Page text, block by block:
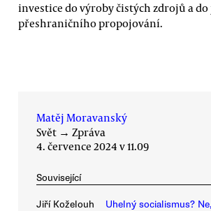
investice do výroby čistých zdrojů a
přeshraničního propojování.
Matěj Moravanský
Svět → Zpráva
4. července 2024 v 11.09
Související
Jiří Koželouh Uhelný socialismus?